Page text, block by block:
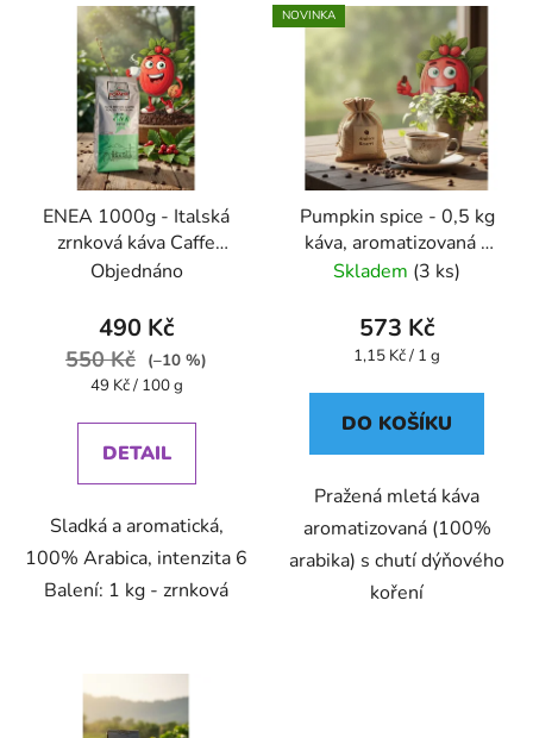
ENEA 1000g - Italská
zrnková káva Caffe
Pompeii
Objednáno
490 Kč
550 Kč
(–10 %)
Měrná
49 Kč / 100 g
DETAIL
Sladká a aromatická,
100% Arabica, intenzita 6
Balení: 1 kg - zrnková
NOVINKA
Pumpkin spice - 0,5 kg
káva, aromatizovaná -
Oxalis
Skladem (3 ks)
573 Kč
Měrná
1,15 Kč / 1 g
DO KOŠÍKU
Pražená mletá káva
aromatizovaná (100%
arabika) s chutí dýňového
koření